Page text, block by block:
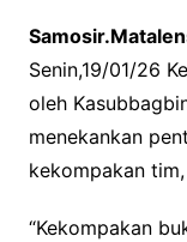
c
e
b
o
o
k
i
t
t
e
r
a
s
A
p
p
Senin,19/01/26
oleh
menekankan
kekompakan
“Kekompakan